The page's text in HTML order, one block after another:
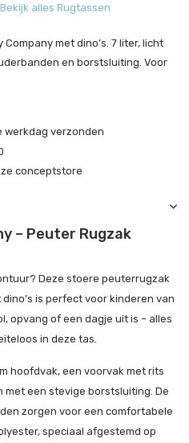
Bekijk alles Rugtassen
met dino’s. 7 liter, licht
en borstsluiting. Voor
werkdag verzonden
conceptstore
– Peuter Rugzak
Deze stoere peuterrugzak
is perfect voor kinderen van
opvang of een dagje uit is – alles
in deze tas.
hoofdvak, een voorvak met rits
een stevige borstsluiting. De
zorgen voor een comfortabele
speciaal afgestemd op